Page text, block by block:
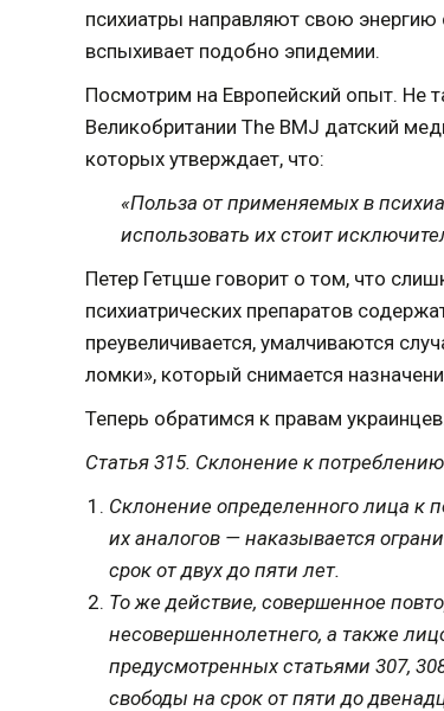
психиатры направляют свою
вспыхивает подобно эпидемии.
Посмотрим на Европейский опыт. Не
Великобритании The BMJ датский
которых утверждает, что:
«Польза от применяемых в
использовать их стоит
Петер Гетцше говорит о том, что
психиатрических препаратов
преувеличивается, умалчиваются
ломки», который снимается
Теперь обратимся к правам
Статья 315. Склонение к
Склонение определенного лица к
их аналогов — наказывается
срок от двух до пяти лет.
То же действие, совершенное
несовершеннолетнего, а также
предусмотренных статьями 307,
свободы на срок от пяти до